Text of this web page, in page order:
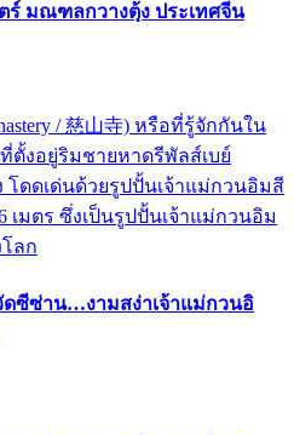
ร์ มณฑลกวางตุ้ง ประเทศจีน
/ 慈山寺) หรือที่รู้จักกันใน
ตั้งอยู่ริมชายหาดรีพัลส์เบย์
โดดเด่นด้วยรูปปั้นเจ้าแม่กวนอิมสี
เมตร ซึ่งเป็นรูปปั้นเจ้าแม่กวนอิม
ลก
วัดซีซ่าน…งามสง่าเจ้าแม่กวนอิ